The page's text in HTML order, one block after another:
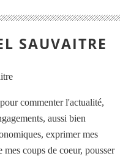
SAUVAITRE
commenter l'actualité,
aussi bien
exprimer mes
coups de coeur, pousser